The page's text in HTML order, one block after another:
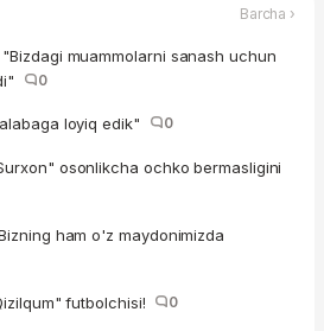
Barcha ›
muammolarni sanash uchun
0
loyiq edik" 0
osonlikcha ochko bermasligini
ham o'z maydonimizda
futbolchisi! 0